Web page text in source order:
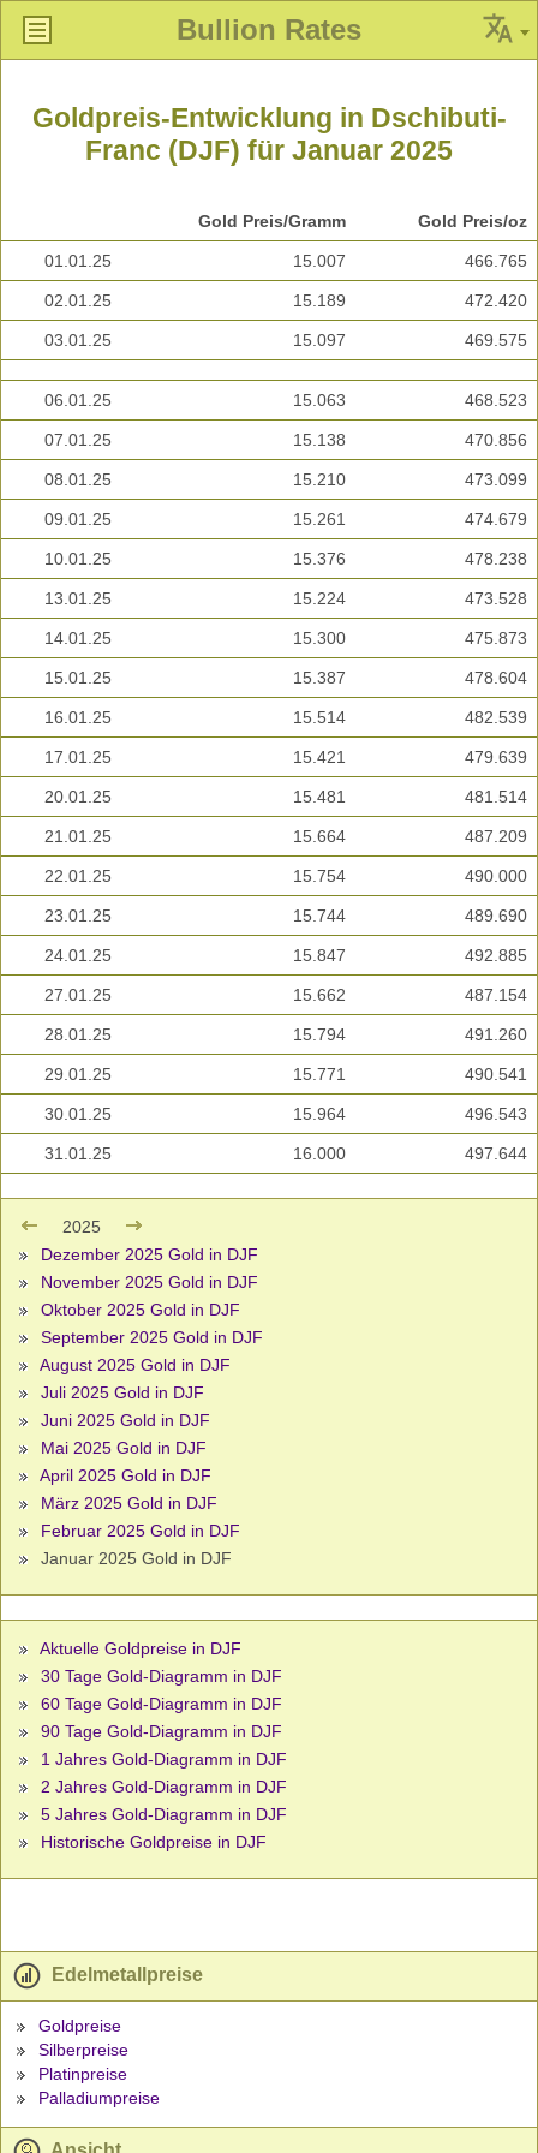
Bullion Rates
Goldpreis-Entwicklung in Dschibuti-
Franc (DJF) für Januar 2025
Gold Preis/Gramm Gold Preis/oz
01.01.25 15.007 466.765
02.01.25 15.189 472.420
03.01.25 15.097 469.575
06.01.25 15.063 468.523
07.01.25 15.138 470.856
08.01.25 15.210 473.099
09.01.25 15.261 474.679
10.01.25 15.376 478.238
13.01.25 15.224 473.528
14.01.25 15.300 475.873
15.01.25 15.387 478.604
16.01.25 15.514 482.539
17.01.25 15.421 479.639
20.01.25 15.481 481.514
21.01.25 15.664 487.209
22.01.25 15.754 490.000
23.01.25 15.744 489.690
24.01.25 15.847 492.885
27.01.25 15.662 487.154
28.01.25 15.794 491.260
29.01.25 15.771 490.541
30.01.25 15.964 496.543
31.01.25 16.000 497.644
2025
Dezember 2025 Gold in DJF
November 2025 Gold in DJF
Oktober 2025 Gold in DJF
September 2025 Gold in DJF
August 2025 Gold in DJF
Juli 2025 Gold in DJF
Juni 2025 Gold in DJF
Mai 2025 Gold in DJF
April 2025 Gold in DJF
März 2025 Gold in DJF
Februar 2025 Gold in DJF
Januar 2025 Gold in DJF
Aktuelle Goldpreise in DJF
30 Tage Gold-Diagramm in DJF
60 Tage Gold-Diagramm in DJF
90 Tage Gold-Diagramm in DJF
1 Jahres Gold-Diagramm in DJF
2 Jahres Gold-Diagramm in DJF
5 Jahres Gold-Diagramm in DJF
Historische Goldpreise in DJF
Edelmetallpreise
Goldpreise
Silberpreise
Platinpreise
Palladiumpreise